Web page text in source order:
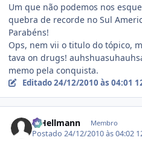
Um que não podemos nos
quebra de recorde no Sul
Parabéns!
Ops, nem vii o titulo do tópico,
tava on drugs!
memo pela conquista.
Editado24/12/2010 às 04:01
R.Hellmann Membro
Postado24/12/2010 às 04:02